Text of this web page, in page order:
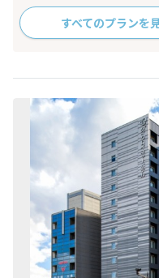
すべてのプランを